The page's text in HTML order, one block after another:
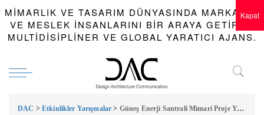
MIMARLIK VE TASARIM DÜNYASINDA MARKALAR
VE MESLEK INSANLARINI BIR ARAYA GETIREN
MULTIDISIPLINER VE GLOBAL YARATICI AJANS.
DAC > Etkinlikler Yarışmalar > Güneş Enerji Santrali Mimari Proje Yarışması
Kapat